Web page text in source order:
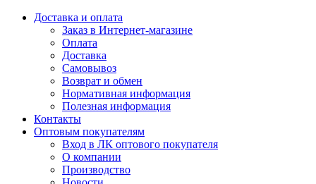
Доставка и оплата
Заказ в Интернет-магазине
Оплата
Доставка
Самовывоз
Возврат и обмен
Нормативная информация
Полезная информация
Контакты
Оптовым покупателям
Вход в ЛК оптового покупателя
О компании
Производство